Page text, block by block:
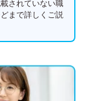
されていない職
まで詳しくご説